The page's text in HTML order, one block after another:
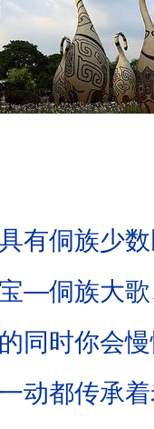
有侗族少
—侗族大
同时你会
动都传承